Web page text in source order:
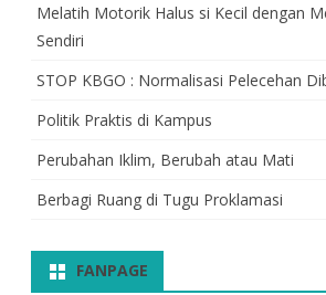
Melatih Motorik Halus si Kecil dengan
Sendiri
STOP KBGO : Normalisasi Pelecehan
Politik Praktis di Kampus
Perubahan Iklim, Berubah atau Mati
Berbagi Ruang di Tugu Proklamasi
FANPAGE